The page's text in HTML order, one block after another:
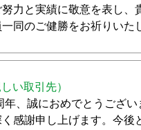
力と実績に敬意を表し、
同のご健勝をお祈りいた
い取引先）
年、誠におめでとうござい
く感謝申し上げます。今後